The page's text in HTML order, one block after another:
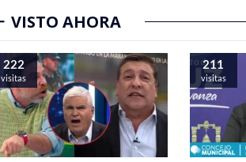
VISTO AHORA
222
visitas
211
visitas